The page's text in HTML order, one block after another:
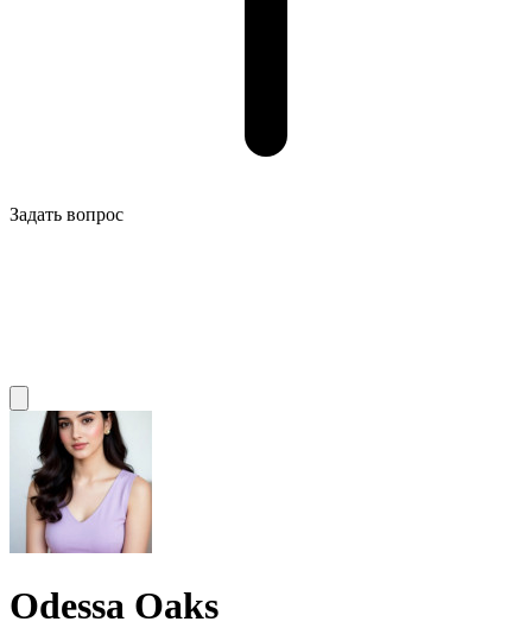
Задать вопрос
Odessa Oaks